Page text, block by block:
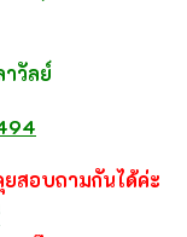
าวัลย์
สอบถามกันได้ค่ะ